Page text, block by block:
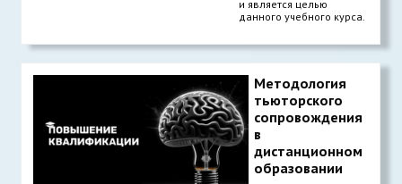
и является целью
данного учебного курса.
Методология
тьюторского
сопровождения
в
дистанционном
образовании